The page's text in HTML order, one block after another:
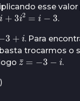
esse
i+3i2=i− 3
.
3
. Para
trocarmos o
z¯=−3−i
.